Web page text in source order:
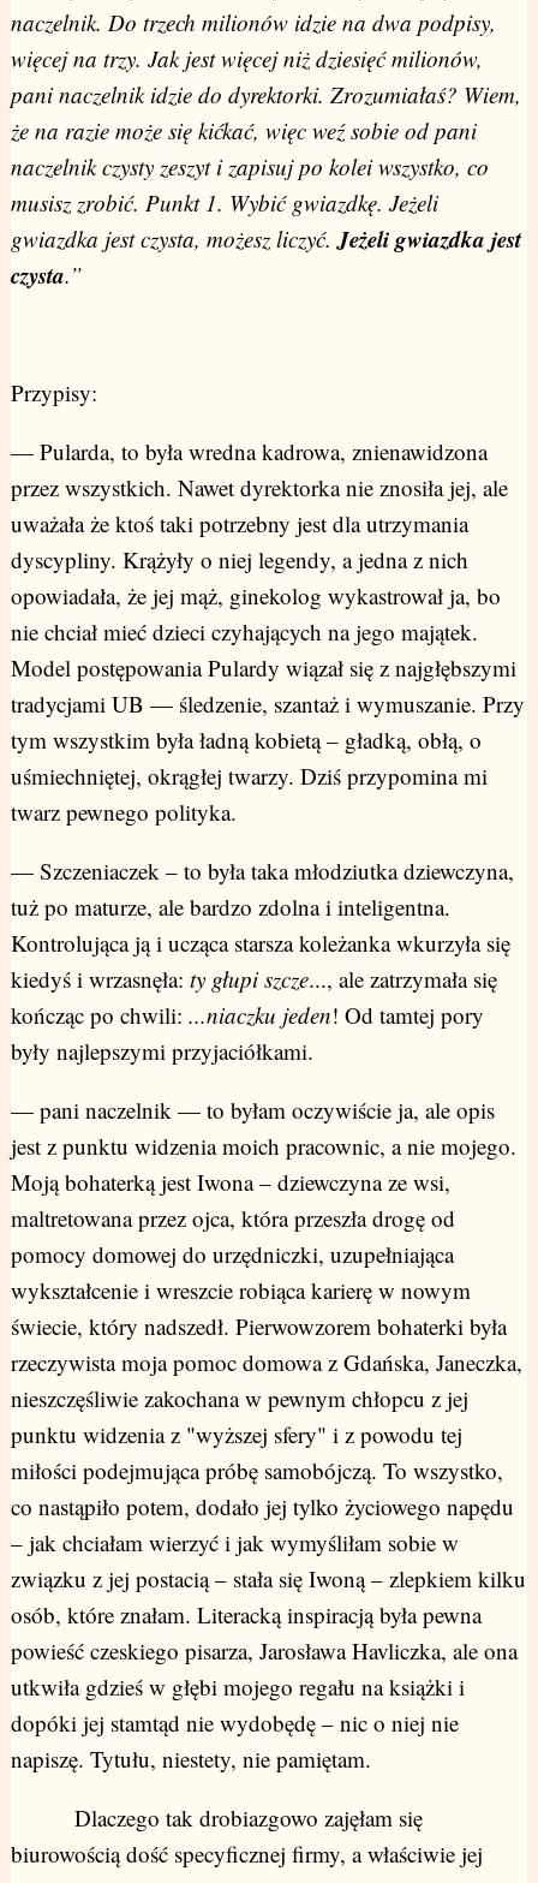
naczelnik. Do trzech milionów idzie na dwa podpisy,
więcej na trzy. Jak jest więcej niż dziesięć milionów,
pani naczelnik idzie do dyrektorki. Zrozumiałaś? Wiem,
że na razie może się kićkać, więc weź sobie od pani
naczelnik czysty zeszyt i zapisuj po kolei wszystko, co
musisz zrobić. Punkt 1. Wybić gwiazdkę. Jeżeli
gwiazdka jest czysta, możesz liczyć.Jeżeli gwiazdka jest
czysta.”
Przypisy:
— Pularda, to była wredna kadrowa, znienawidzona
przez wszystkich. Nawet dyrektorka nie znosiła jej, ale
uważała że ktoś taki potrzebny jest dla utrzymania
dyscypliny. Krążyły o niej legendy, a jedna z nich
opowiadała, że jej mąż, ginekolog wykastrował ja, bo
nie chciał mieć dzieci czyhających na jego majątek.
Model postępowania Pulardy wiązał się z najgłębszymi
tradycjami UB — śledzenie, szantaż i wymuszanie. Przy
tym wszystkim była ładną kobietą – gładką, obłą, o
uśmiechniętej, okrągłej twarzy. Dziś przypomina mi
twarz pewnego polityka.
— Szczeniaczek – to była taka młodziutka dziewczyna,
tuż po maturze, ale bardzo zdolna i inteligentna.
Kontrolująca ją i ucząca starsza koleżanka wkurzyła się
kiedyś i wrzasnęła: ty głupi szcze..., ale zatrzymała się
kończąc po chwili: ...niaczku jeden! Od tamtej pory
były najlepszymi przyjaciółkami.
— pani naczelnik — to byłam oczywiście ja, ale opis
jest z punktu widzenia moich pracownic, a nie mojego.
Moją bohaterką jest Iwona – dziewczyna ze wsi,
maltretowana przez ojca, która przeszła drogę od
pomocy domowej do urzędniczki, uzupełniająca
wykształcenie i wreszcie robiąca karierę w nowym
świecie, który nadszedł. Pierwowzorem bohaterki była
rzeczywista moja pomoc domowa z Gdańska, Janeczka,
nieszczęśliwie zakochana w pewnym chłopcu z jej
punktu widzenia z "wyższej sfery" i z powodu tej
miłości podejmująca próbę samobójczą. To wszystko,
co nastąpiło potem, dodało jej tylko życiowego napędu
– jak chciałam wierzyć i jak wymyśliłam sobie w
związku z jej postacią – stała się Iwoną – zlepkiem kilku
osób, które znałam. Literacką inspiracją była pewna
powieść czeskiego pisarza, Jarosława Havliczka, ale ona
utkwiła gdzieś w głębi mojego regału na książki i
dopóki jej stamtąd nie wydobędę – nic o niej nie
napiszę. Tytułu, niestety, nie pamiętam.
Dlaczego tak drobiazgowo zajęłam się
biurowością dość specyficznej firmy, a właściwie jej